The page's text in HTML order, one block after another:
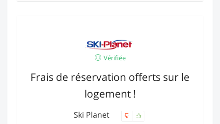
Vérifiée
Frais de réservation offerts sur le
logement !
Ski Planet